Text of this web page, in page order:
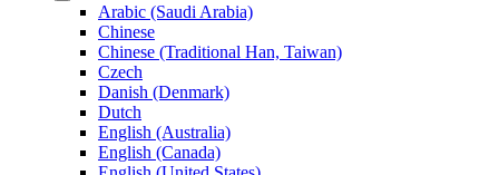
Arabic (Saudi Arabia)
Chinese
Chinese (Traditional Han, Taiwan)
Czech
Danish (Denmark)
Dutch
English (Australia)
English (Canada)